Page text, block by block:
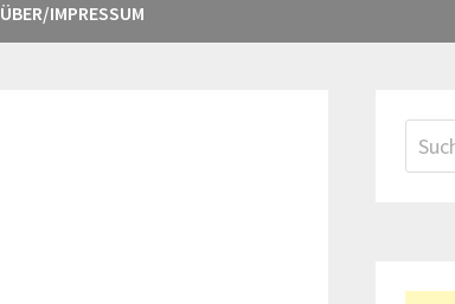
ÜBER/IMPRESSUM
Suchen
nach: